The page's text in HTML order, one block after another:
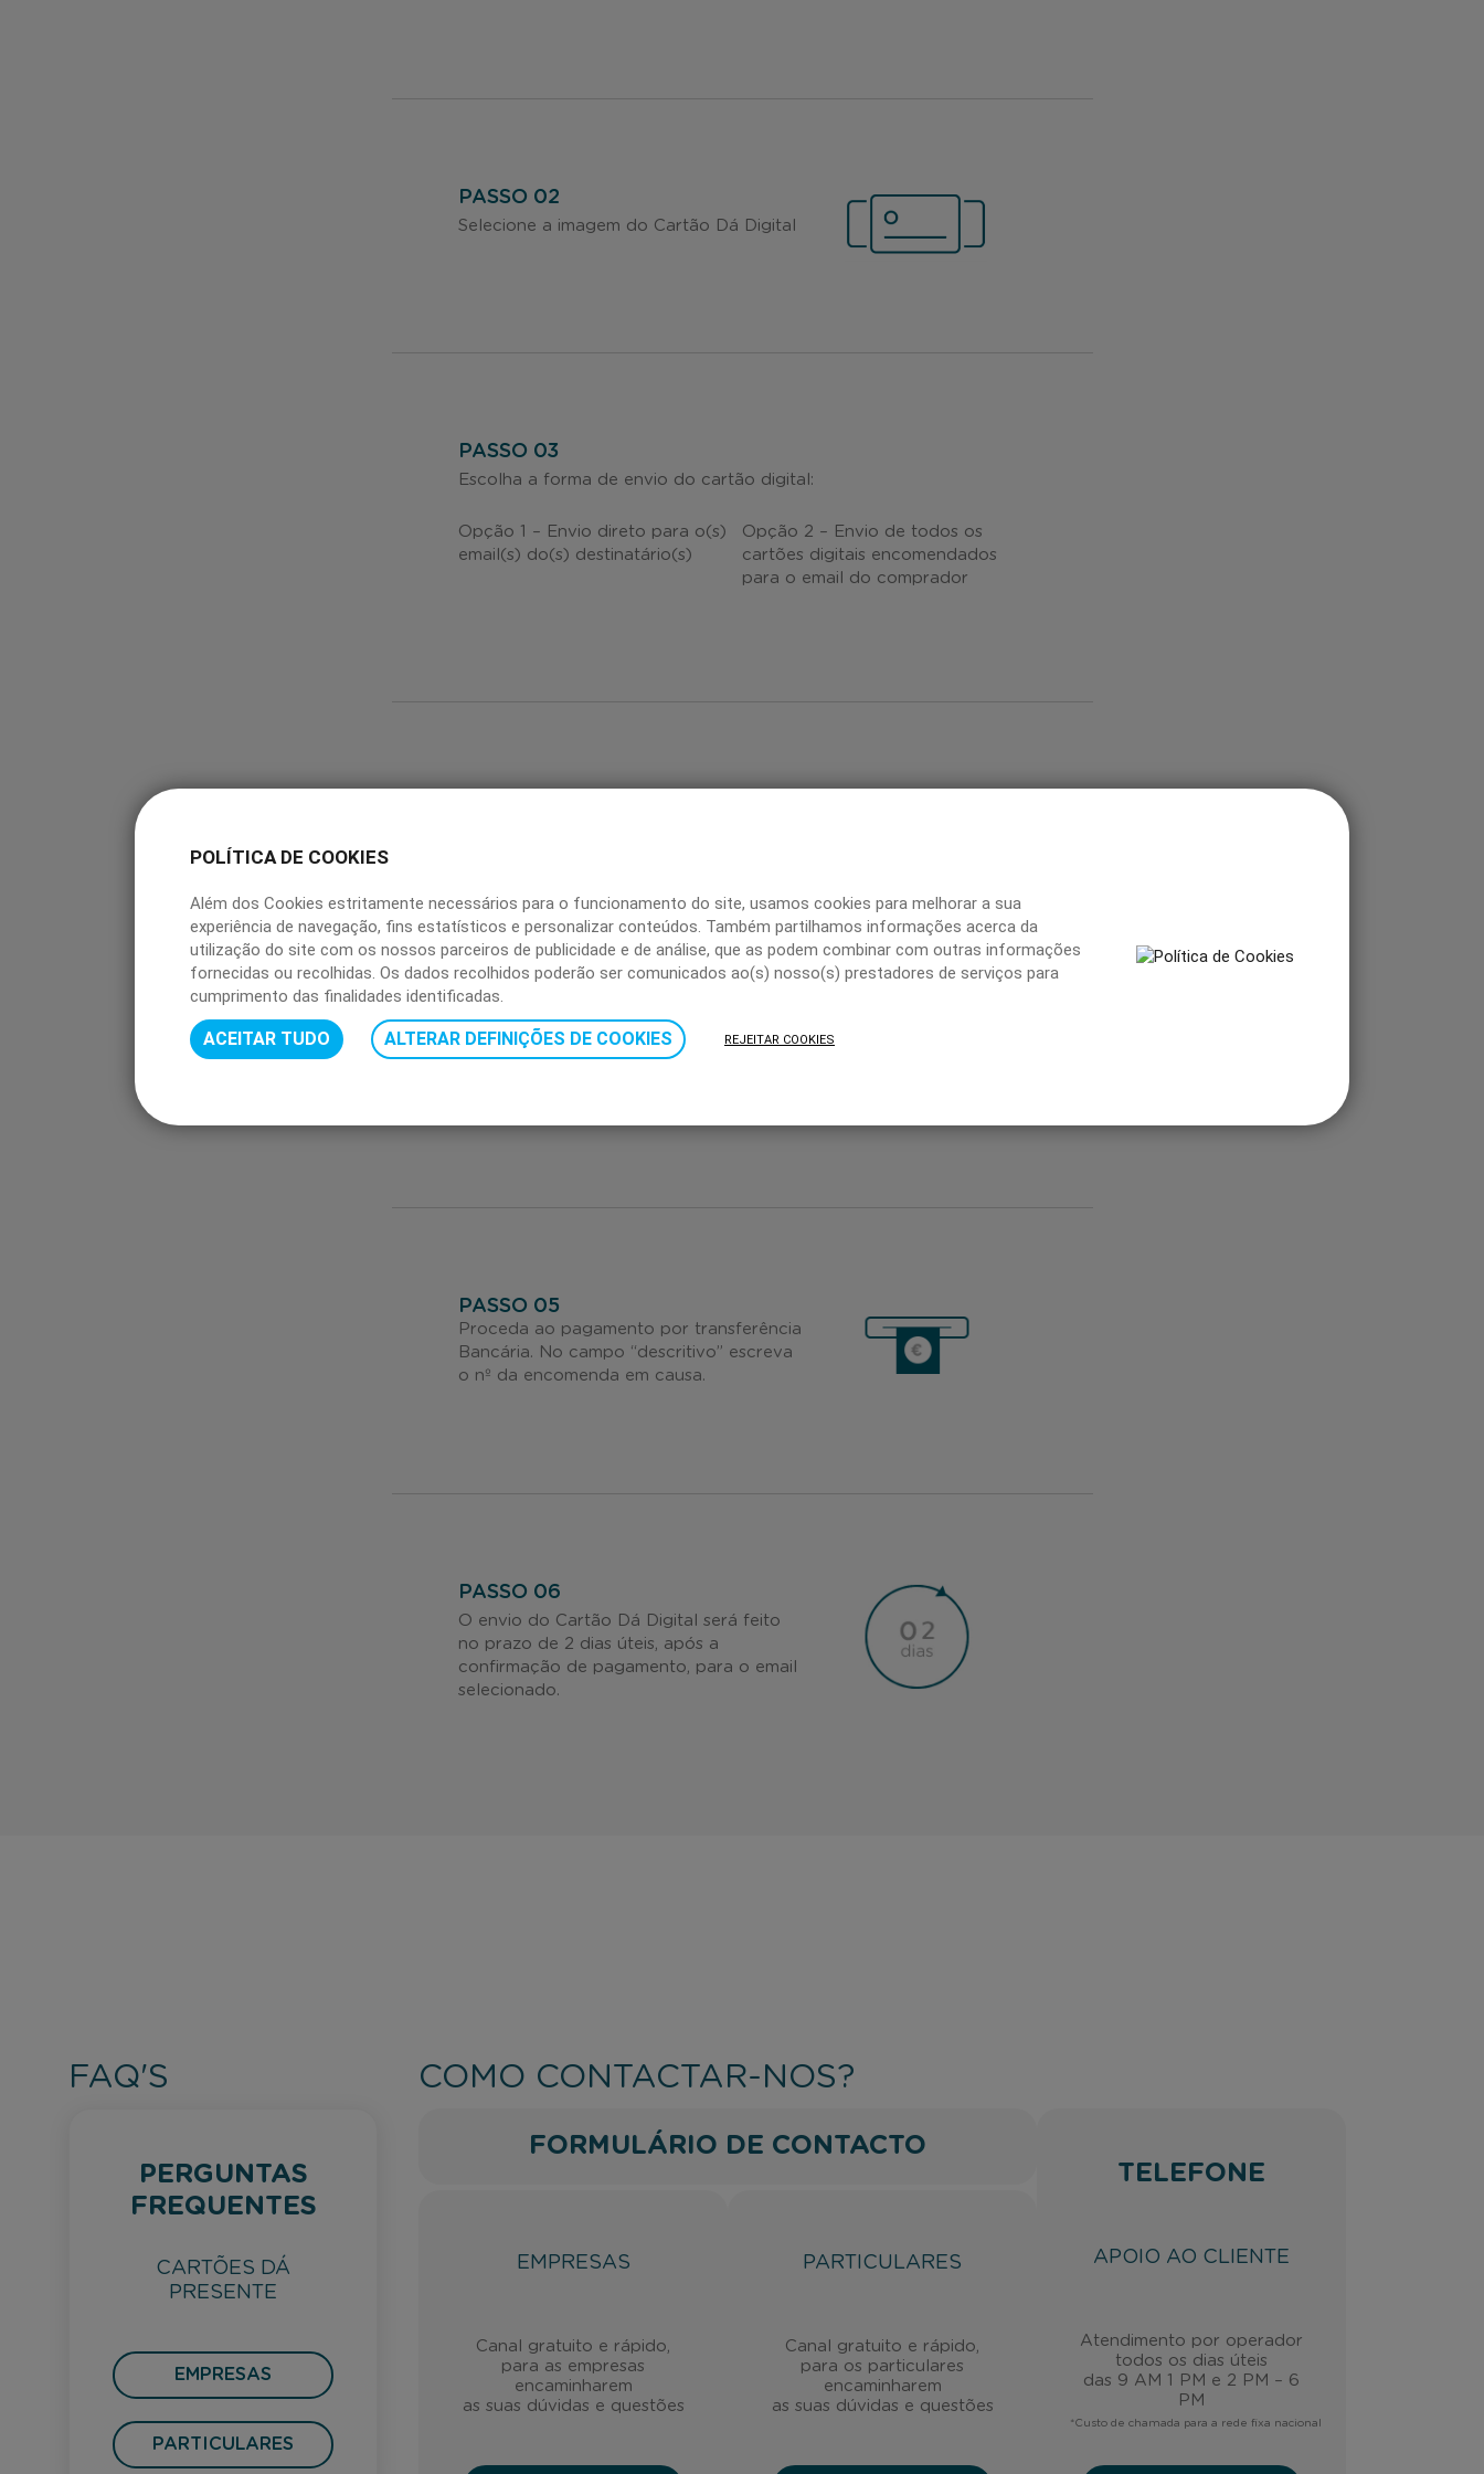
POLÍTICA DE COOKIES
Além dos Cookies estritamente necessários para o funcionamento do site, usamos cookies para melhorar a sua
experiência de navegação, fins estatísticos e personalizar conteúdos. Também partilhamos informações acerca da
utilização do site com os nossos parceiros de publicidade e de análise, que as podem combinar com outras informações
fornecidas ou recolhidas. Os dados recolhidos poderão ser comunicados ao(s) nosso(s) prestadores de serviços para
cumprimento das finalidades identificadas.
ACEITAR TUDO ALTERAR DEFINIÇÕES DE COOKIES REJEITAR COOKIES
PASSO 02
Selecione a imagem do Cartão Dá Digital
PASSO 03
Escolha a forma de envio do cartão digital:
Opção 1 – Envio direto para o(s)
email(s) do(s) destinatário(s)
Opção 2 – Envio de todos os
cartões digitais encomendados
para o email do comprador
preencha-o com os seguintes
dados: Mensagem a inserir no
email para o destinatário, valor de
cada Cartão Dá Digital e email do
respetivo contemplado.
só tem de inserir a quantidade e o
valor dos cartões digitais a
PASSO 05
Proceda ao pagamento por transferência
Bancária. No campo “descritivo” escreva
o nº da encomenda em causa.
PASSO 06
O envio do Cartão Dá Digital será feito
no prazo de 2 dias úteis, após a
confirmação de pagamento, para o email
selecionado.
FAQ'S
PERGUNTAS
FREQUENTES
CARTÕES DÁ
PRESENTE
EMPRESAS
PARTICULARES
COMO CONTACTAR-NOS?
FORMULÁRIO DE CONTACTO
EMPRESAS
Canal gratuito e rápido,
para as empresas
encaminharem
as suas dúvidas e questões
PARTICULARES
Canal gratuito e rápido,
para os particulares
encaminharem
as suas dúvidas e questões
TELEFONE
APOIO AO CLIENTE
Atendimento por operador
todos os dias úteis
das 9 AM 1 PM e 2 PM – 6
PM
*Custo de chamada para a rede fixa nacional